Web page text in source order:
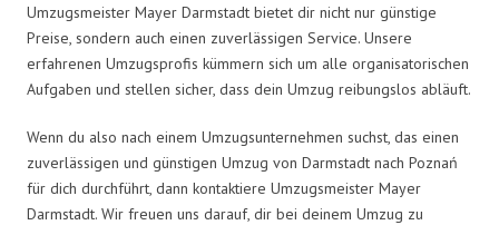
Umzugsmeister Mayer Darmstadt bietet dir nicht nur günstige
Preise, sondern auch einen zuverlässigen Service. Unsere
erfahrenen Umzugsprofis kümmern sich um alle organisatorischen
Aufgaben und stellen sicher, dass dein Umzug reibungslos abläuft.
Wenn du also nach einem Umzugsunternehmen suchst, das einen
zuverlässigen und günstigen Umzug von Darmstadt nach Poznań
für dich durchführt, dann kontaktiere Umzugsmeister Mayer
Darmstadt. Wir freuen uns darauf, dir bei deinem Umzug zu